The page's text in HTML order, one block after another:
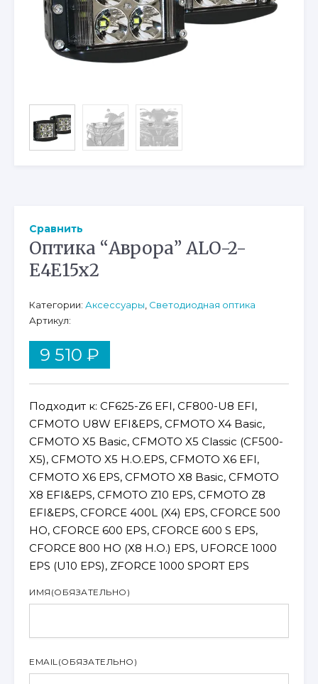
Оптика “Аврора” ALO-2-
E4E15x2
9 510 ₽
Подходит к: CF625-Z6 EFI, CF800-U8 EFI,
CFMOTO U8W EFI&EPS, CFMOTO X4 Basic,
CFMOTO X5 Basic, CFMOTO X5 Classic (CF500-
X5), CFMOTO X5 H.O.EPS, CFMOTO X6 EFI,
CFMOTO X6 EPS, CFMOTO X8 Basic, CFMOTO
X8 EFI&EPS, CFMOTO Z10 EPS, CFMOTO Z8
EFI&EPS, CFORCE 400L (X4) EPS, CFORCE 500
HO, CFORCE 600 EPS, CFORCE 600 S EPS,
CFORCE 800 HO (X8 H.O.) EPS, UFORCE 1000
EPS (U10 EPS), ZFORCE 1000 SPORT EPS
ИМЯ (ОБЯЗАТЕЛЬНО)
EMAIL (ОБЯЗАТЕЛЬНО)
Сравнить
Категории: Аксессуары Светодиодная оптика
Артикул: